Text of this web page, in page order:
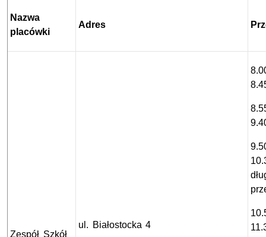
Nazwa
placówki
Adres
Zespół Szkół
ul. Białostocka 4